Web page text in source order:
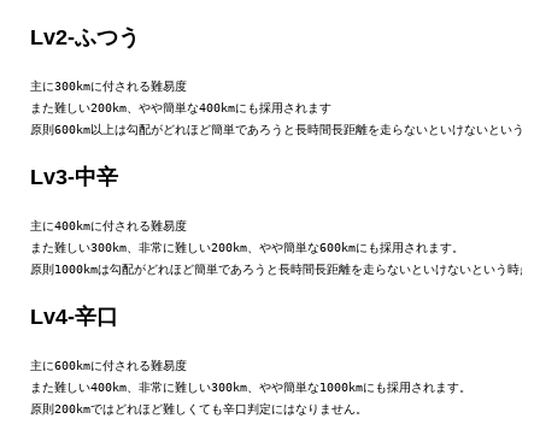
Lv2-ふつう
主に300kmに付される難易度
また難しい200km、やや簡単な400kmにも採用されます
原則600km以上は勾配がどれほど簡単であろうと長時間長距離を走らないといけないという
Lv3-中辛
主に400kmに付される難易度
また難しい300km、非常に難しい200km、やや簡単な600kmにも採用されます。
原則1000kmは勾配がどれほど簡単であろうと長時間長距離を走らないといけないという時点
Lv4-辛口
主に600kmに付される難易度
また難しい400km、非常に難しい300km、やや簡単な1000kmにも採用されます。
原則200kmではどれほど難しくても辛口判定にはなりません。